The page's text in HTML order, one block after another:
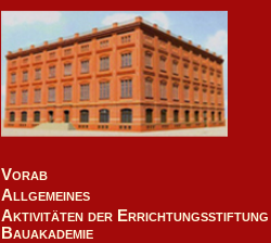
Vorab
Allgemeines
Aktivitäten der Errichtungsstiftung
Bauakademie